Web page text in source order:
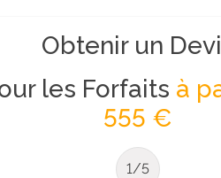
Obtenir un
les Forfaits à
555 €
1/5